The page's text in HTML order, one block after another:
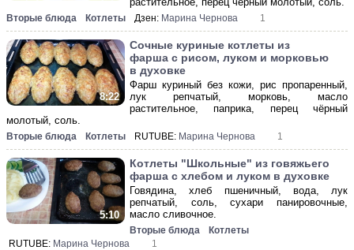
Вторые блюда Котлеты Дзен: Марина Чернова 1
8:22
Сочные куриные котлеты из
фарша с рисом, луком и морковью
в духовке
Фарш куриный без кожи, рис пропаренный,
лук репчатый, морковь, масло
растительное, паприка, перец чёрный
молотый, соль.
Вторые блюда Котлеты RUTUBE: Марина Чернова 1
5:10
Котлеты "Школьные" из говяжьего
фарша с хлебом и луком в духовке
Говядина, хлеб пшеничный, вода, лук
репчатый, соль, сухари панировочные,
масло сливочное.
Вторые блюда
Котлеты
RUTUBE: Марина Чернова 1